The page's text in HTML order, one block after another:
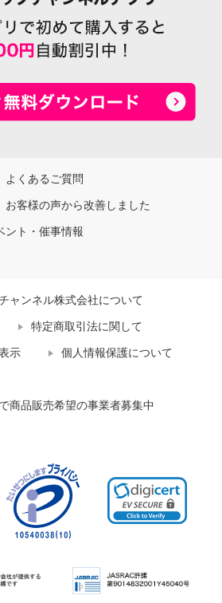
よくあるご質問
お客様の声から改善しました
ント・催事情報
ャンネル株式会社について
特定商取引法に関して
示 個人情報保護について
商品販売希望の事業者募集中